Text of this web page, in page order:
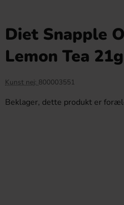
Diet Snapple
Lemon Tea 21g
Kunst nej: 800003551
Beklager, dette produkt er